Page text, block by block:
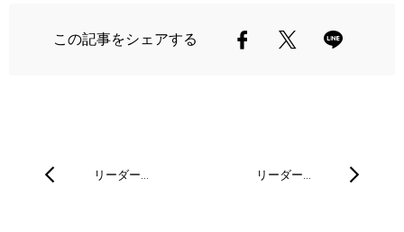
この記事をシェアする
リーダー… リーダー…